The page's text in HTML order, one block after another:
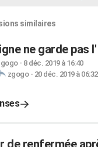
similaires
ne garde pas
- 8 déc. 2019 à 16:40
zgogo- 20 déc. 2019 à 06:32
de renfermée